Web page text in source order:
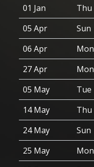
01 Jan
Thu
05 Apr
Sun
06 Apr
Mon
27 Apr
Mon
05 May
Tue
14 May
Thu
24 May
Sun
25 May
Mon